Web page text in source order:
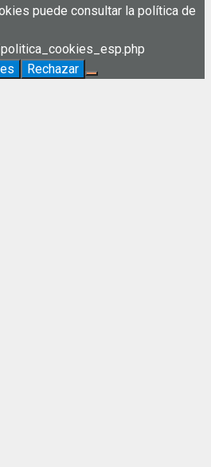
puede consultar la política de
Rechazar